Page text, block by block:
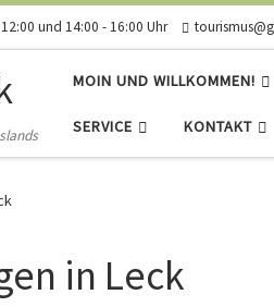
und 14:00 - 16:00 Uhr
MOIN UND WILLKOMMEN!
SERVICE KONTAKT
in Leck